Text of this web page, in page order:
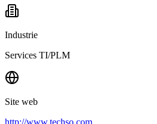
Industrie
Services TI/PLM
Site web
http://www.techso.com